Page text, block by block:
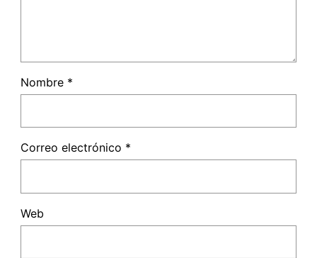
Nombre *
Correo electrónico *
Web